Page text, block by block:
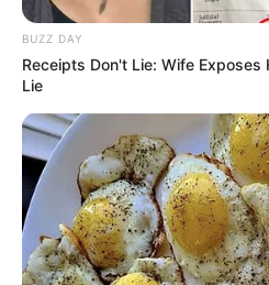
BUZZ DAY
Receipts Don't Lie: Wife
Lie